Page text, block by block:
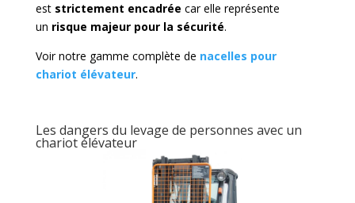
est strictement encadrée car elle représente
un risque majeur pour la sécurité.
Voir notre gamme complète de nacelles pour
chariot élévateur.
Les dangers du levage de personnes avec un
chariot élévateur